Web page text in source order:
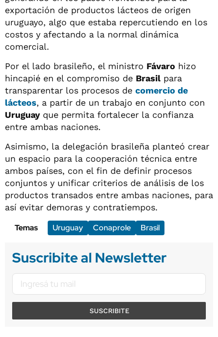
exportación de productos lácteos de origen
uruguayo, algo que estaba repercutiendo en los
costos y afectando a la normal dinámica
comercial.
Por el lado brasileño, el ministro Fávaro hizo
hincapié en el compromiso de Brasil para
transparentar los procesos de comercio de
lácteos, a partir de un trabajo en conjunto con
Uruguay que permita fortalecer la confianza
entre ambas naciones.
Asimismo, la delegación brasileña planteó crear
un espacio para la cooperación técnica entre
ambos países, con el fin de definir procesos
conjuntos y unificar criterios de análisis de los
productos transados entre ambas naciones, para
así evitar demoras y contratiempos.
Temas
Uruguay Conaprole Brasil
Suscribite al Newsletter
SUSCRIBITE